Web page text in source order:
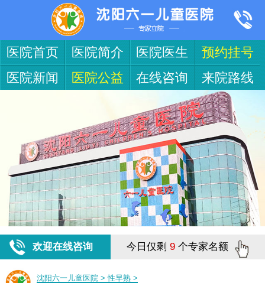
医院首页 医院简介 医院医生
预约挂号
医院新闻
医院公益 在线咨询 来院路线
欢迎在线咨询 今日仅剩 9 个专家名额
沈阳六一儿童医院>性早熟>